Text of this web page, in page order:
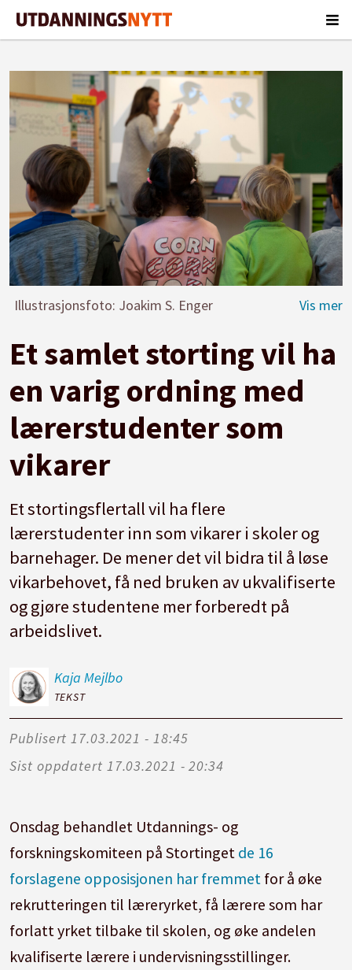
Illustrasjonsfoto: Joakim S. Enger
Et samlet storting vil ha
en varig ordning med
lærerstudenter som
vikarer
Et stortingsflertall vil ha flere
lærerstudenter inn som vikarer i skoler og
barnehager. De mener det vil bidra til å løse
vikarbehovet, få ned bruken av ukvalifiserte
og gjøre studentene mer forberedt på
arbeidslivet.
Kaja Mejlbo
TEKST
Publisert
17.03.2021 - 18:45
Sist oppdatert
17.03.2021 - 20:34
Onsdag behandlet Utdannings- og
forskningskomiteen på Stortinget de 16
forslagene opposisjonen har fremmet for å øke
rekrutteringen til læreryrket, få lærere som har
forlatt yrket tilbake til skolen, og øke andelen
kvalifiserte lærere i undervisningsstillinger.